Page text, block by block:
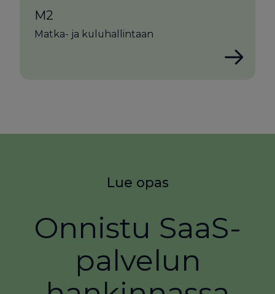
M2
Matka- ja kuluhallintaan
Lue opas
Onnistu SaaS-
palvelun